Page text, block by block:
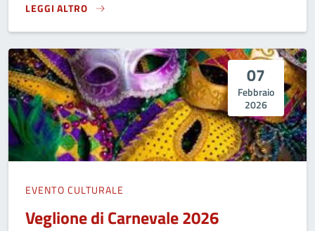
LEGGI ALTRO
CARNEVALE DEI BAMBINI DEL "GIOVEDÌ GRASSO"}
07
Febbraio
2026
EVENTO CULTURALE
Veglione di Carnevale 2026